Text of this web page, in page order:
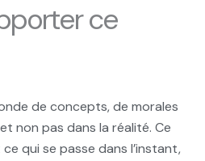
ce
de concepts, de morales
non pas dans la réalité. Ce
qui se passe dans l’instant,